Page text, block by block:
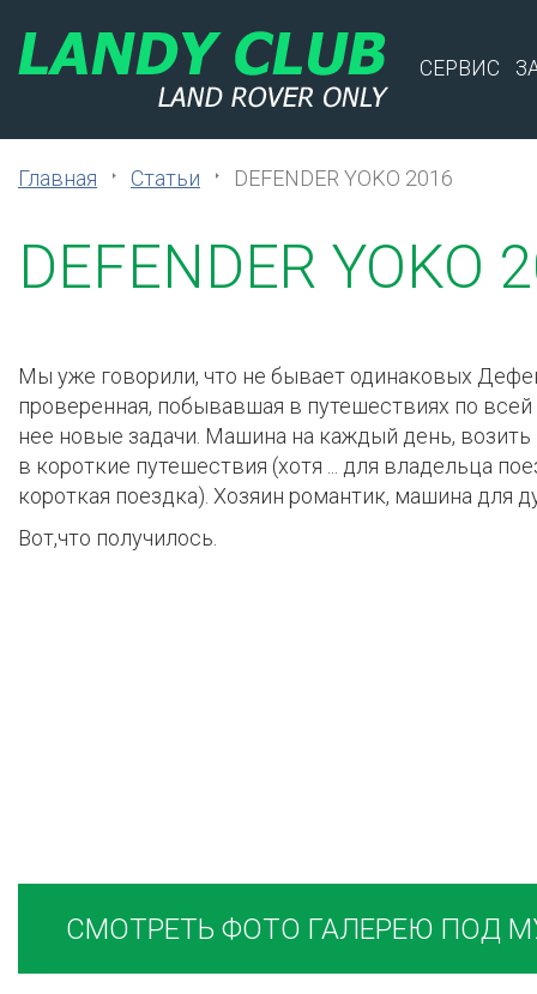
СЕРВИС
Главная Статьи DEFENDER YOKO 2016
DEFENDER YOKO
Мы уже говорили, что не бывает одинаковых
проверенная, побывавшая в путешествиях по
нее новые задачи. Машина на каждый день, возить
в короткие путешествия (хотя ... для владельца
короткая поездка). Хозяин романтик, машина для
Вот,что получилось.
СМОТРЕТЬ ФОТО ГАЛЕРЕЮ ПОД